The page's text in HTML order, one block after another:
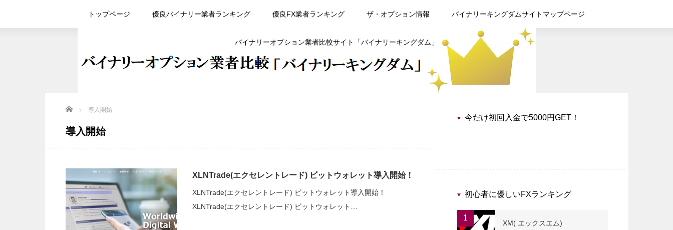
トップページ 優良バイナリー業者ランキング 優良FX業者ランキング ザ・オプション情報 バイナリーキングダムサイトマップページ
バイナリーオプション業者比較サイト「バイナリーキングダム」
Home 導入開始
導入開始
XLNTrade(エクセレントレード) ビットウォレット導入開始！
XLNTrade(エクセレントレード) ビットウォレット導入開始！
XLNTrade(エクセレントレード) ビットウォレット…
今だけ初回入金で5000円GET！
初心者に優しいFXランキング
1
XM( エックスエム)